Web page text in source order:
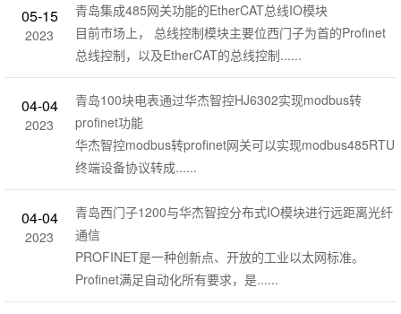
05-15
2023
青岛集成485网关功能的EtherCAT总线IO模块
目前市场上， 总线控制模块主要位西门子为首的Profinet
总线控制，以及EtherCAT的总线控制......
04-04
2023
青岛100块电表通过华杰智控HJ6302实现modbus转
profinet功能
华杰智控modbus转profinet网关可以实现modbus485RTU
终端设备协议转成......
04-04
2023
青岛西门子1200与华杰智控分布式IO模块进行远距离光纤
通信
PROFINET是一种创新点、开放的工业以太网标准。
Profinet满足自动化所有要求，是......